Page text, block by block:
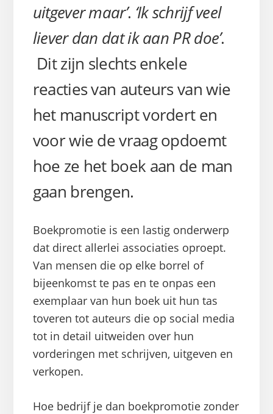
uitgever maar’. ‘Ik schrijf veel
liever dan dat ik aan PR doe’.
Dit zijn slechts enkele
reacties van auteurs van wie
het manuscript vordert en
voor wie de vraag opdoemt
hoe ze het boek aan de man
gaan brengen.
Boekpromotie is een lastig onderwerp
dat direct allerlei associaties oproept.
Van mensen die op elke borrel of
bijeenkomst te pas en te onpas een
exemplaar van hun boek uit hun tas
toveren tot auteurs die op social media
tot in detail uitweiden over hun
vorderingen met schrijven, uitgeven en
verkopen.
Hoe bedrijf je dan boekpromotie zonder